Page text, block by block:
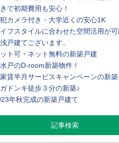
で初期費用も安心！
カメラ付き・大学近くの安心1K
フスタイルに合わせた空間活用が
戸建てございます。
ト可・ネット無料の新築戸建
水戸のD-room新築物件！
賃半月サービスキャンペーンの新築
ガドンキ徒歩３分の新築♪
年秋完成の新築戸建て
記事検索